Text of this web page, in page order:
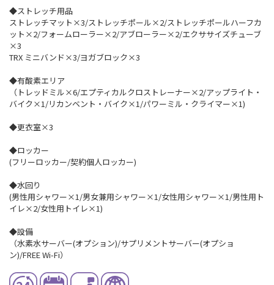
◆ストレッチ用品
ストレッチマット×3/ストレッチポール×2/ストレッチポールハーフカ
ット×2/フォームローラー×2/アブローラー×2/エクササイズチューブ
×3
TRX ミニバンド×3/ヨガブロック×3
◆有酸素エリア
（トレッドミル×6/エプティカルクロストレーナー×2/アップライト・
バイク×1/リカンベント・バイク×1/パワーミル・クライマー×1)
◆更衣室×3
◆ロッカー
(フリーロッカー/契約個人ロッカー)
◆水回り
(男性用シャワー×1/男女兼用シャワー×1/女性用シャワー×1/男性用ト
イレ×2/女性用トイレ×1)
◆設備
（水素水サーバー(オプション)/サプリメントサーバー(オプショ
ン)/FREE Wi-Fi）